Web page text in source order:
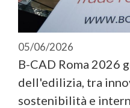
05/06/2026
B-CAD Roma 2026
dell'edilizia, tra
sostenibilità e